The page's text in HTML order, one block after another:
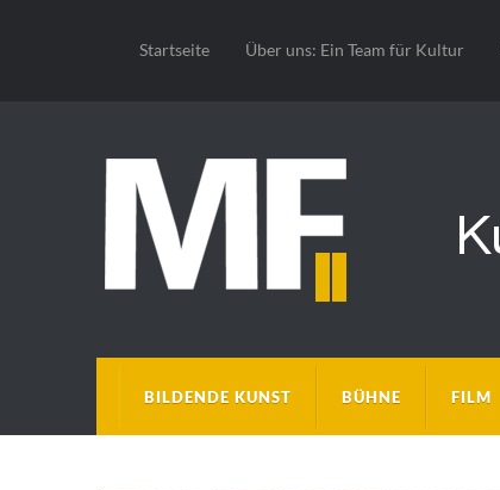
Startseite Über uns: Ein Team für Kultur
BILDENDE KUNST BÜHNE FILM